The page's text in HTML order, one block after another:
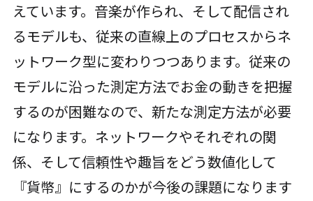
えています。音楽が作られ、そして配信され
るモデルも、従来の直線上のプロセスからネ
ットワーク型に変わりつつあります。従来の
モデルに沿った測定方法でお金の動きを把握
するのが困難なので、新たな測定方法が必要
になります。ネットワークやそれぞれの関
係、そして信頼性や趣旨をどう数値化して
『貨幣』にするのかが今後の課題になります